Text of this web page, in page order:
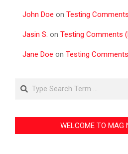
John Doe on Testing
Jasin S. on Testing Comments
Jane Doe on Testing
Search
WELCOME TO MAG